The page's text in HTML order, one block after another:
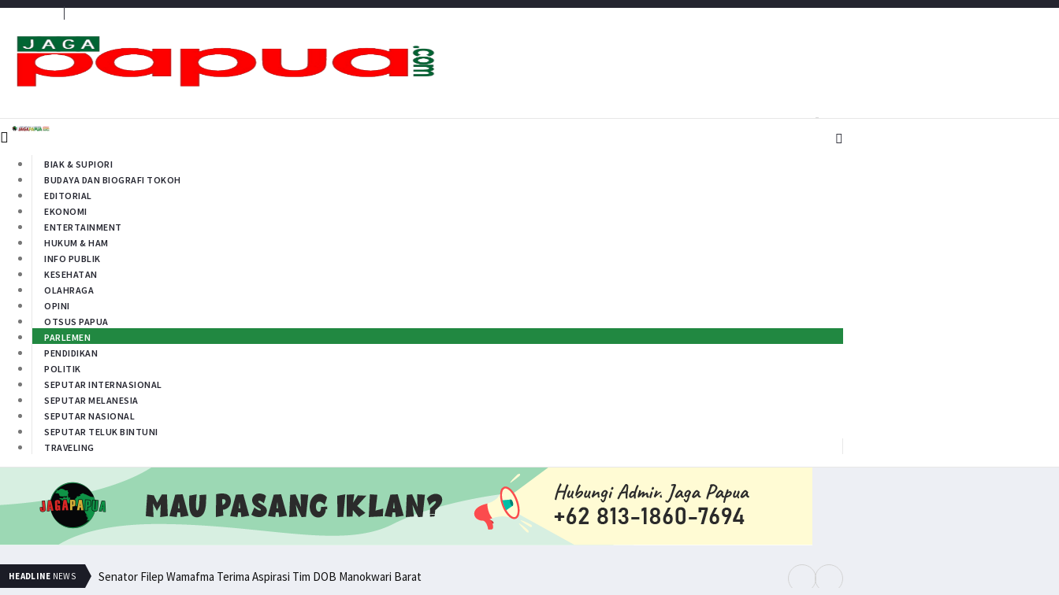
BIAK & SUPIORI
BUDAYA DAN BIOGRAFI TOKOH
EDITORIAL
EKONOMI
ENTERTAINMENT
HUKUM & HAM
INFO PUBLIK
KESEHATAN
OLAHRAGA
OPINI
OTSUS PAPUA
PARLEMEN
PENDIDIKAN
POLITIK
SEPUTAR INTERNASIONAL
SEPUTAR MELANESIA
SEPUTAR NASIONAL
SEPUTAR TELUK BINTUNI
TRAVELING
HEADLINE NEWS Senator Filep Wamafma Terima Aspirasi Tim DOB Manokwari Barat